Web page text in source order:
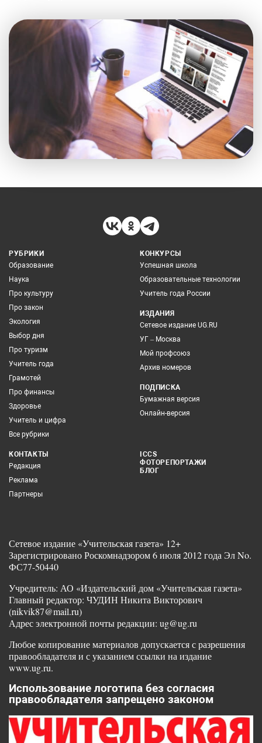
РУБРИКИ
Образование
Наука
Про культуру
Про закон
Экология
Выбор дня
Про туризм
Учитель года
Грамотей
Про финансы
Здоровье
Учитель и цифра
Все рубрики
КОНКУРСЫ
Успешная школа
Образовательные технологии
Учитель года России
ИЗДАНИЯ
Сетевое издание UG.RU
УГ – Москва
Мой профсоюз
Архив номеров
ПОДПИСКА
Бумажная версия
Онлайн-версия
КОНТАКТЫ
Редакция
Реклама
Партнеры
ICCS
ФОТОРЕПОРТАЖИ
БЛОГ
Сетевое издание «Учительская газета» 12+
Зарегистрировано Роскомнадзором 6 июля 2012 года Эл No.
ФС77-50440
Учредитель: АО «Издательский дом «Учительская газета»
Главный редактор: ЧУДИН Никита Викторович
(nikvik87@mail.ru)
Адрес электронной почты редакции: ug@ug.ru
Любое копирование материалов допускается с разрешения
правообладателя и с указанием ссылки на издание
www.ug.ru.
Использование логотипа без согласия
правообладателя запрещено законом